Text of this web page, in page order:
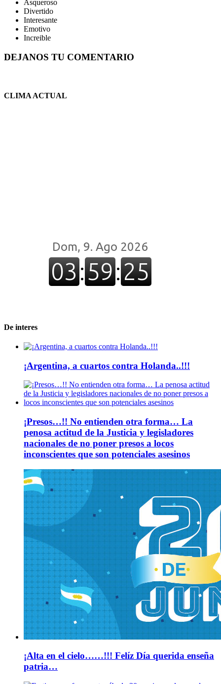
Asqueroso
Divertido
Interesante
Emotivo
Increible
DEJANOS TU COMENTARIO
CLIMA ACTUAL
De interes
¡Argentina, a cuartos contra Holanda..!!!
¡Presos…!! No entienden otra forma… La
penosa actitud de la Justicia y legisladores
nacionales de no poner presos a locos
inconscientes que son potenciales asesinos
¡Alta en el cielo……!!! Felíz Día querida enseña
patria…